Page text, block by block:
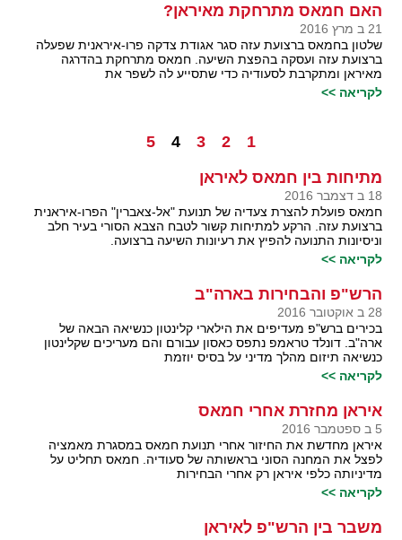
האם חמאס מתרחקת מאיראן?
21 ב מרץ 2016
שלטון בחמאס ברצועת עזה סגר אגודת צדקה פרו-איראנית שפעלה
ברצועת עזה ועסקה בהפצת השיעה. חמאס מתרחקת בהדרגה
מאיראן ומתקרבת לסעודיה כדי שתסייע לה לשפר את
לקריאה >>
1
2
3
4
5
מתיחות בין חמאס לאיראן
18 ב דצמבר 2016
חמאס פועלת להצרת צעדיה של תנועת "אל-צאברין" הפרו-איראנית
ברצועת עזה. הרקע למתיחות קשור לטבח הצבא הסורי בעיר חלב
וניסיונות התנועה להפיץ את רעיונות השיעה ברצועה.
לקריאה >>
הרש"פ והבחירות בארה"ב
28 ב אוקטובר 2016
בכירים ברש"פ מעדיפים את הילארי קלינטון כנשיאה הבאה של
ארה"ב. דונלד טראמפ נתפס כאסון עבורם והם מעריכים שקלינטון
כנשיאה תיזום מהלך מדיני על בסיס יוזמת
לקריאה >>
איראן מחזרת אחרי חמאס
5 ב ספטמבר 2016
איראן מחדשת את החיזור אחרי תנועת חמאס במסגרת מאמציה
לפצל את המחנה הסוני בראשותה של סעודיה. חמאס תחליט על
מדיניותה כלפי איראן רק אחרי הבחירות
לקריאה >>
משבר בין הרש"פ לאיראן